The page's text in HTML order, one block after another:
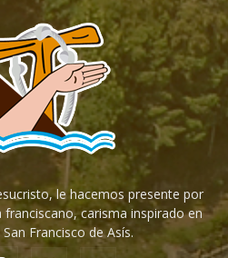
le hacemos presente por
carisma inspirado en
Francisco de Asís.